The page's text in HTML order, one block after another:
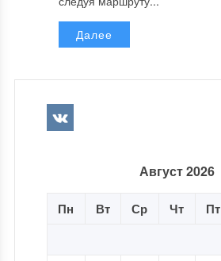
Далее
Август 2026
Пн Вт Ср Чт Пт